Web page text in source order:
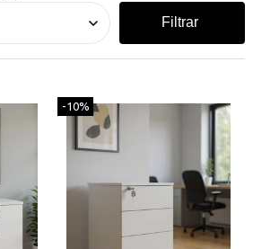
Filtrar
-10%